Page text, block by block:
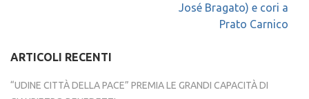
José Bragato) e cori a
Prato Carnico
ARTICOLI RECENTI
“UDINE CITTÀ DELLA PACE” PREMIA LE GRANDI CAPACITÀ DI